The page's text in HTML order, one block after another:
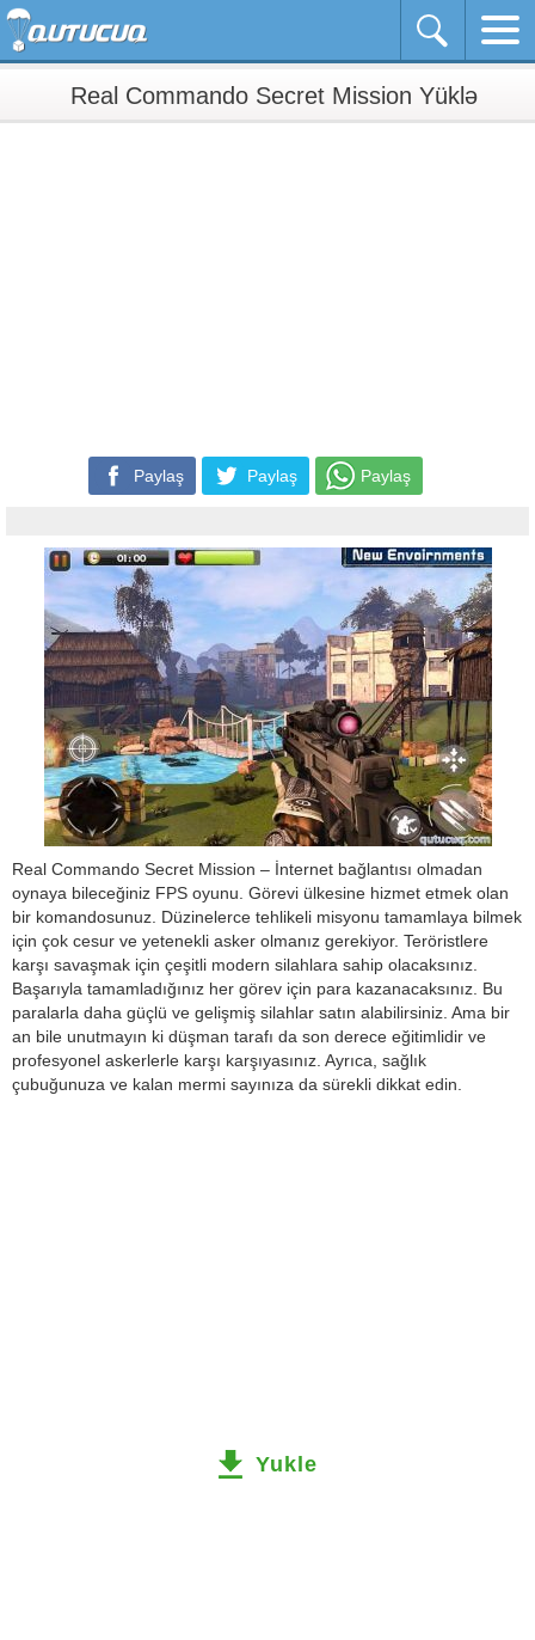
Real Commando Secret Mission Yüklə
Paylaş Paylaş Paylaş
Real Commando Secret Mission – İnternet bağlantısı olmadan
oynaya bileceğiniz FPS oyunu. Görevi ülkesine hizmet etmek olan
bir komandosunuz. Düzinelerce tehlikeli misyonu tamamlaya bilmek
için çok cesur ve yetenekli asker olmanız gerekiyor. Teröristlere
karşı savaşmak için çeşitli modern silahlara sahip olacaksınız.
Başarıyla tamamladığınız her görev için para kazanacaksınız. Bu
paralarla daha güçlü ve gelişmiş silahlar satın alabilirsiniz. Ama bir
an bile unutmayın ki düşman tarafı da son derece eğitimlidir ve
profesyonel askerlerle karşı karşıyasınız. Ayrıca, sağlık
çubuğunuza ve kalan mermi sayınıza da sürekli dikkat edin.
Yukle